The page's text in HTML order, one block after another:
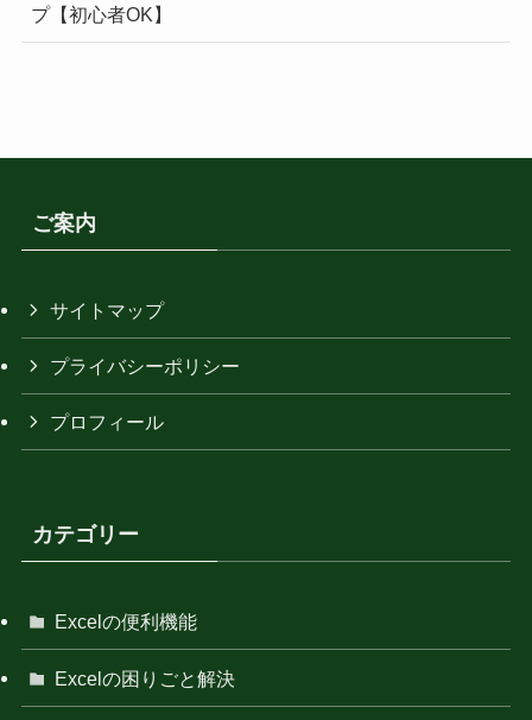
プ【初心者OK】
ご案内
サイトマップ
プライバシーポリシー
プロフィール
カテゴリー
Excelの便利機能
Excelの困りごと解決